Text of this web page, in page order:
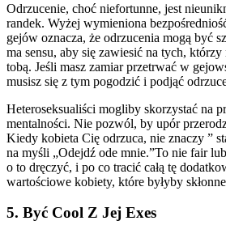
Odrzucenie, choć niefortunne, jest
randek. Wyżej wymieniona
gejów oznacza, że odrzucenia mogą być
ma sensu, aby się zawiesić na tych, którzy
tobą. Jeśli masz zamiar przetrwać w
musisz się z tym pogodzić i podjąć
Heteroseksualiści mogliby skorzystać na
mentalności. Nie pozwól, by upór
Kiedy kobieta Cię odrzuca, nie znaczy ”
na myśli „Odejdź ode mnie.”To nie fair
o to dręczyć, i po co tracić całą tę
wartościowe kobiety, które byłyby
5. Być Cool Z Jej Exes